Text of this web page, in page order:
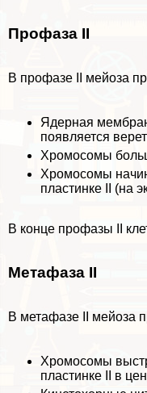
Профаза II
В профазе II мейоза
Ядерная
появляется
Хромосомы
Хромосомы
пластинке II (на
В конце профазы II
Метафаза II
В метафазе II мейоза
Хромосомы
пластинке II в